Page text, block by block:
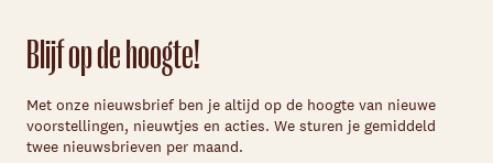
Blijf op de hoogte!
Met onze nieuwsbrief ben je altijd op de hoogte van nieuwe
voorstellingen, nieuwtjes en acties. We sturen je gemiddeld
twee nieuwsbrieven per maand.